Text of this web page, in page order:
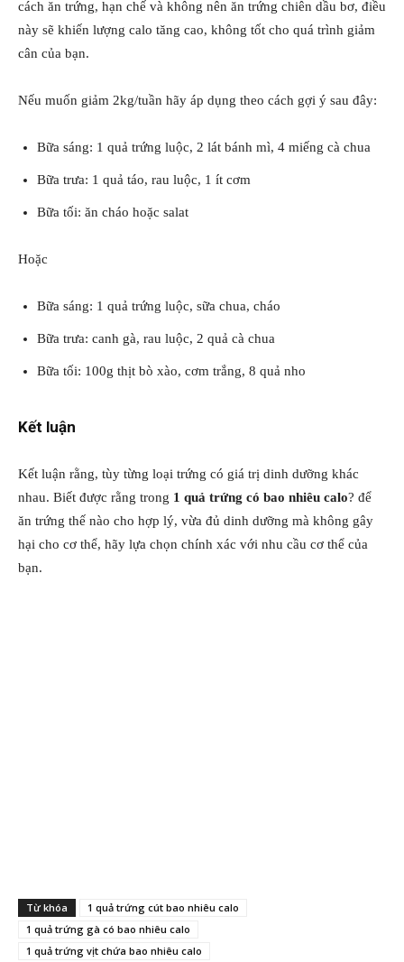
cách ăn trứng, hạn chế và không nên ăn trứng chiên dầu bơ, điều
này sẽ khiến lượng calo tăng cao, không tốt cho quá trình giảm
cân của bạn.
Nếu muốn giảm 2kg/tuần hãy áp dụng theo cách gợi ý sau đây:
Bữa sáng: 1 quả trứng luộc, 2 lát bánh mì, 4 miếng cà chua
Bữa trưa: 1 quả táo, rau luộc, 1 ít cơm
Bữa tối: ăn cháo hoặc salat
Hoặc
Bữa sáng: 1 quả trứng luộc, sữa chua, cháo
Bữa trưa: canh gà, rau luộc, 2 quả cà chua
Bữa tối: 100g thịt bò xào, cơm trắng, 8 quả nho
Kết luận
Kết luận rằng, tùy từng loại trứng có giá trị dinh dưỡng khác
nhau. Biết được rằng trong 1 quả trứng có bao nhiêu calo? để
ăn trứng thế nào cho hợp lý, vừa đủ dinh dưỡng mà không gây
hại cho cơ thể, hãy lựa chọn chính xác với nhu cầu cơ thể của
bạn.
Từ khóa
1 quả trứng cút bao nhiêu calo
1 quả trứng gà có bao nhiêu calo
1 quả trứng vịt chứa bao nhiêu calo